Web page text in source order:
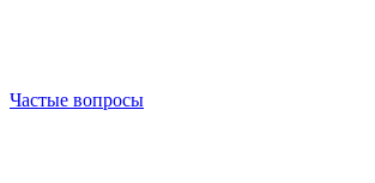
Частые вопросы